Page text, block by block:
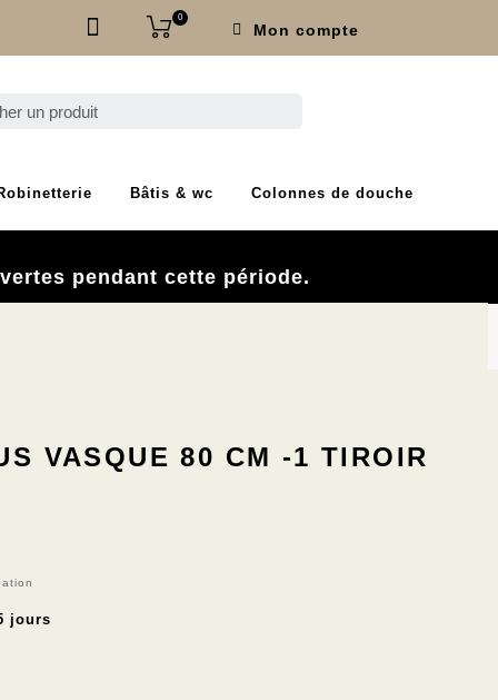
0
Mon compte
Bâtis & wc Colonnes de douche
pendant cette période.
VASQUE 80 CM -1 TIROIR
jours